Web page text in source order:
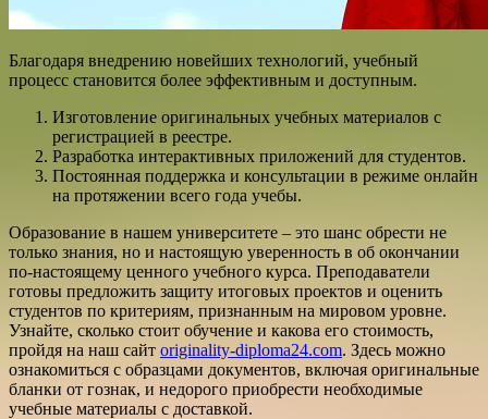
Благодаря внедрению новейших технологий, учебный
процесс становится более эффективным и доступным.
Изготовление оригинальных учебных материалов с
регистрацией в реестре.
Разработка интерактивных приложений для студентов.
Постоянная поддержка и консультации в режиме онлайн
на протяжении всего года учебы.
Образование в нашем университете – это шанс обрести не
только знания, но и настоящую уверенность в об окончании
по-настоящему ценного учебного курса. Преподаватели
готовы предложить защиту итоговых проектов и оценить
студентов по критериям, признанным на мировом уровне.
Узнайте, сколько стоит обучение и какова его стоимость,
пройдя на наш сайт originality-diploma24.com. Здесь можно
ознакомиться с образцами документов, включая оригинальные
бланки от гознак, и недорого приобрести необходимые
учебные материалы с доставкой.